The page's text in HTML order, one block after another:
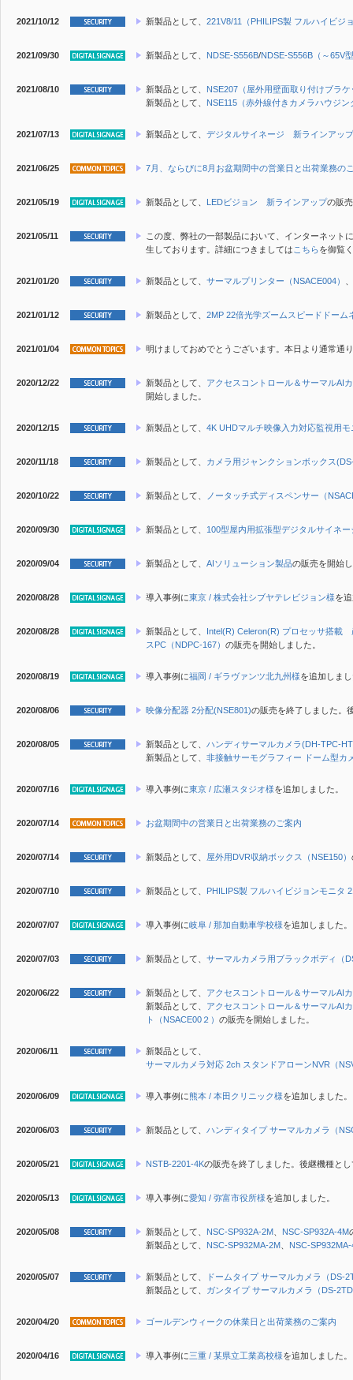
2021/10/12 新製品として、 221V8/11（PHILIPS製 フルハイビジ
2021/09/30 新製品として、 NDSE-S556B/NDSE-S556B（～65V
2021/08/10 新製品として、 NSE207（屋外用壁面取り付けブラケ
新製品として、 NSE115（赤外線付きカメラハウジン
2021/07/13 新製品として、 デジタルサイネージ 新ラインアップ
2021/06/25 7月、ならびに8月お盆期間中の営業日と出荷業務の
2021/05/19 新製品として、 LEDビジョン 新ラインアップの販
2021/05/11
この度、弊社の一部製品において、インターネット
生しております。詳細につきましては こちらを御覧
2021/01/20 新製品として、 サーマルプリンター（NSACE004）
2021/01/12 新製品として、 2MP 22倍光学ズームスピードドー
2021/01/04 明けましておめでとうございます。本日より通常通
2020/12/22 新製品として、 アクセスコントロール＆サーマルAI
開始しました。
2020/12/15 新製品として、 4K UHDマルチ映像入力対応監視用
2020/11/18 新製品として、 カメラ用ジャンクションボックス
2020/10/22 新製品として、 ノータッチ式ディスペンサー（
2020/09/30 新製品として、 100型屋内用拡張型デジタルサイネ
2020/09/04 新製品として、 AIソリューション製品の販売を開始
2020/08/28 導入事例に東京 / 株式会社シブヤテレビジョン様を
2020/08/28 新製品として、 Intel(R) Celeron(R) プロセッサ搭載
スPC（NDPC-167） の販売を開始しました。
2020/08/19 導入事例に福岡 / ギラヴァンツ北九州様を追加しま
2020/08/06 映像分配器 2分配(NSE801)の販売を終了しました。
2020/08/05 新製品として、 ハンディサーマルカメラ(DH-TPC-
新製品として、 非接触サーモグラフィー ドーム型カ
2020/07/16 導入事例に東京 / 広瀬スタジオ様を追加しました。
2020/07/14 お盆期間中の営業日と出荷業務のご案内
2020/07/14 新製品として、 屋外用DVR収納ボックス（NSE150）
2020/07/10 新製品として、 PHILIPS製 フルハイビジョンモニタ
2020/07/07 導入事例に岐阜 / 那加自動車学校様を追加しました。
2020/07/03 新製品として、 サーマルカメラ用ブラックボディ（
2020/06/22 新製品として、 アクセスコントロール＆サーマルAI
新製品として、 アクセスコントロール＆サーマルAI
ト（NSACE00２） の販売を開始しました。
2020/06/11 新製品として、
サーマルカメラ対応 2ch スタンドアローンNVR（
2020/06/09 導入事例に熊本 / 本田クリニック様を追加しました。
2020/06/03 新製品として、 ハンディタイプ サーマルカメラ（
2020/05/21 NSTB-2201-4Kの販売を終了しました。後継機種とし
2020/05/13 導入事例に愛知 / 弥富市役所様を追加しました。
2020/05/08 新製品として、 NSC-SP932A-2M NSC-SP932A-4M
新製品として、 NSC-SP932MA-2M NSC-SP932MA-
2020/05/07 新製品として、
ドームタイプ サーマルカメラ（DS-
新製品として、 ガンタイプ サーマルカメラ（DS-
2020/04/20 ゴールデンウィークの休業日と出荷業務のご案内
2020/04/16 導入事例に三重 / 某県立工業高校様を追加しました。